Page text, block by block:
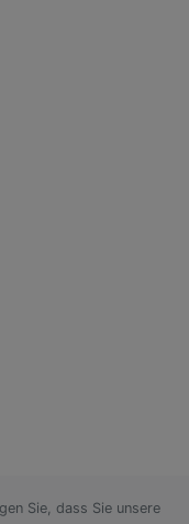
Sie, dass Sie unsere